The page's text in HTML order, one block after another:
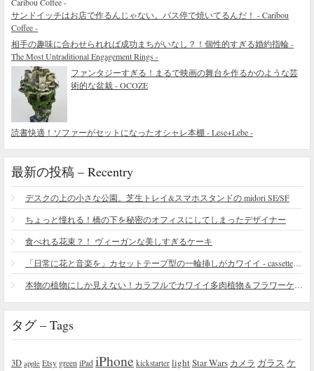
サンドイッチはお店で作るんじゃない。バス停で焼いてるんだ！ - Caribou
Coffee -
相手の趣味に合わせられれば成功まちがいなし？！個性的すぎる婚約指輪 -
The Most Untraditional Engagement Rings -
ファンタジーすぎる！まるで映画の舞台を作るかのような芸
術的な盆栽 - OCOZE
読書快適！ソファーがセットになったオシャレ本棚 - Lese+Lebe -
最新の投稿 – Recentry
デスクの上の小さな公園。芝生トレイ&スマホスタンドの midori SE/SF
ちょっと憧れる！橋の下を秘密のオフィスにしてしまったデザイナー
食べれる花束？！ ヴィーガンな美しすぎるケーキ
タグ – Tags
3D apple Etsy green iPad iPhone kickstarter lightStar Wars カメラ ガラス ケ